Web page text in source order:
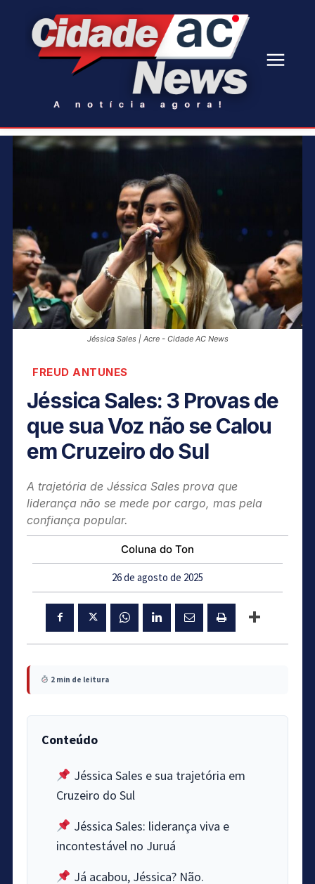
Jéssica Sales | Acre - Cidade AC News
FREUD ANTUNES
Jéssica Sales: 3 Provas de
que sua Voz não se Calou
em Cruzeiro do Sul
A trajetória de Jéssica Sales prova que
liderança não se mede por cargo, mas pela
confiança popular.
Coluna do Ton
26 de agosto de 2025
2 min de leitura
Conteúdo
Jéssica Sales e sua trajetória em
Cruzeiro do Sul
Jéssica Sales: liderança viva e
incontestável no Juruá
Já acabou, Jéssica? Não.